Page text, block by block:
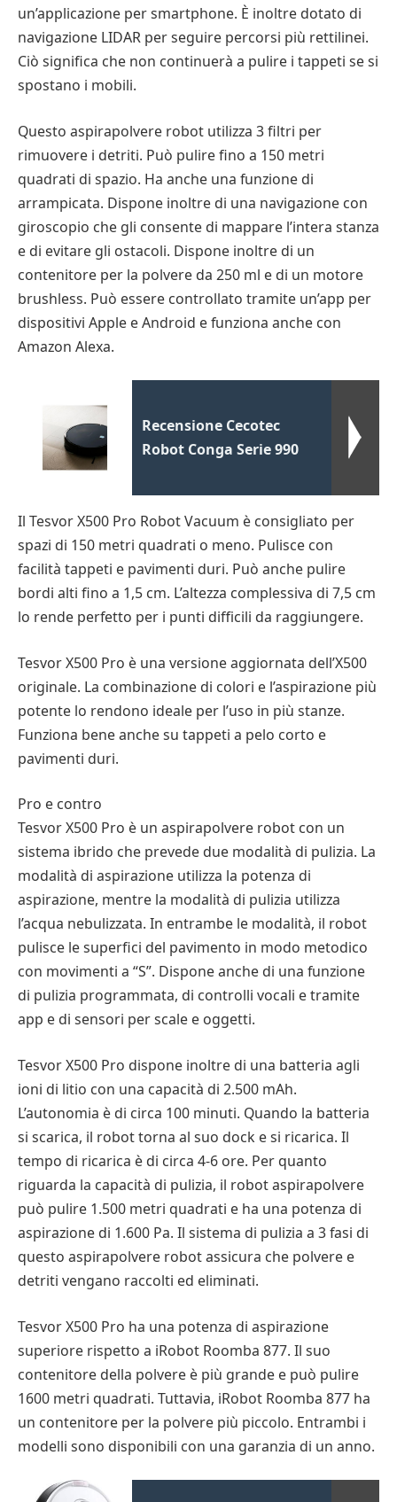
un’applicazione per smartphone. È inoltre dotato di
navigazione LIDAR per seguire percorsi più rettilinei.
Ciò significa che non continuerà a pulire i tappeti se si
spostano i mobili.
Questo aspirapolvere robot utilizza 3 filtri per
rimuovere i detriti. Può pulire fino a 150 metri
quadrati di spazio. Ha anche una funzione di
arrampicata. Dispone inoltre di una navigazione con
giroscopio che gli consente di mappare l’intera stanza
e di evitare gli ostacoli. Dispone inoltre di un
contenitore per la polvere da 250 ml e di un motore
brushless. Può essere controllato tramite un’app per
dispositivi Apple e Android e funziona anche con
Amazon Alexa.
Recensione Cecotec
Robot Conga Serie 990
Il Tesvor X500 Pro Robot Vacuum è consigliato per
spazi di 150 metri quadrati o meno. Pulisce con
facilità tappeti e pavimenti duri. Può anche pulire
bordi alti fino a 1,5 cm. L’altezza complessiva di 7,5 cm
lo rende perfetto per i punti difficili da raggiungere.
Tesvor X500 Pro è una versione aggiornata dell’X500
originale. La combinazione di colori e l’aspirazione più
potente lo rendono ideale per l’uso in più stanze.
Funziona bene anche su tappeti a pelo corto e
pavimenti duri.
Pro e contro
Tesvor X500 Pro è un aspirapolvere robot con un
sistema ibrido che prevede due modalità di pulizia. La
modalità di aspirazione utilizza la potenza di
aspirazione, mentre la modalità di pulizia utilizza
l’acqua nebulizzata. In entrambe le modalità, il robot
pulisce le superfici del pavimento in modo metodico
con movimenti a “S”. Dispone anche di una funzione
di pulizia programmata, di controlli vocali e tramite
app e di sensori per scale e oggetti.
Tesvor X500 Pro dispone inoltre di una batteria agli
ioni di litio con una capacità di 2.500 mAh.
L’autonomia è di circa 100 minuti. Quando la batteria
si scarica, il robot torna al suo dock e si ricarica. Il
tempo di ricarica è di circa 4-6 ore. Per quanto
riguarda la capacità di pulizia, il robot aspirapolvere
può pulire 1.500 metri quadrati e ha una potenza di
aspirazione di 1.600 Pa. Il sistema di pulizia a 3 fasi di
questo aspirapolvere robot assicura che polvere e
detriti vengano raccolti ed eliminati.
Tesvor X500 Pro ha una potenza di aspirazione
superiore rispetto a iRobot Roomba 877. Il suo
contenitore della polvere è più grande e può pulire
1600 metri quadrati. Tuttavia, iRobot Roomba 877 ha
un contenitore per la polvere più piccolo. Entrambi i
modelli sono disponibili con una garanzia di un anno.